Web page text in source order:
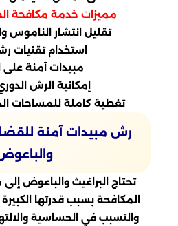
مميزات خدمة مكافحة
تقليل انتشار الناموس
استخدام تقنيات
مبيدات آمنة على
إمكانية الرش
تغطية كاملة للمساحات
رش مبيدات آمنة
تحتاج البراغيث والباعوض
المكافحة بسبب قدرتها
والتسبب في الحساسية